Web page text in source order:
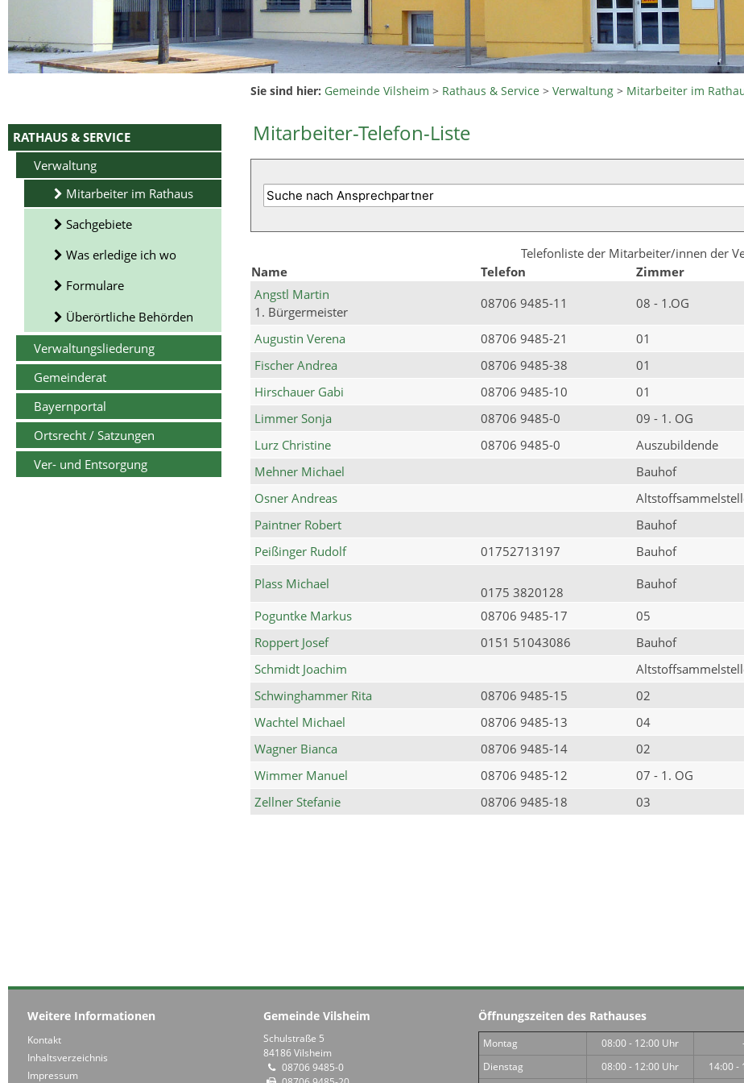
RATHAUS & SERVICE
Verwaltung
Mitarbeiter im Rathaus
Sachgebiete
Was erledige ich wo
Formulare
Überörtliche Behörden
Verwaltungsliederung
Gemeinderat
Bayernportal
Ortsrecht / Satzungen
Ver- und Entsorgung
Sie sind hier: Gemeinde Vilsheim > Rathaus & Service >Verwaltung > Mitarbeiter im
Mitarbeiter-Telefon-Liste
Telefonliste der Mitarbeiter/innen der
Name
Telefon Zimmer
Angstl Martin
1. Bürgermeister
08706 9485-11 08 - 1.OG
Augustin Verena 08706 9485-21 01
Fischer Andrea
08706 9485-38 01
Hirschauer Gabi
08706 9485-10 01
Limmer Sonja
08706 9485-0 09 - 1. OG
Lurz Christine
08706 9485-0 Auszubildende
Mehner Michael
Bauhof
Osner Andreas
Paintner Robert
Bauhof
Peißinger Rudolf
01752713197
Bauhof
Plass Michael
0175 3820128
Bauhof
Poguntke Markus
08706 9485-17 05
Roppert Josef
0151 51043086
Bauhof
Schmidt Joachim
Schwinghammer Rita
08706 9485-15 02
Wachtel Michael
08706 9485-13 04
Wagner Bianca
08706 9485-14 02
Wimmer Manuel
08706 9485-12 07 - 1. OG
Zellner Stefanie
08706 9485-18 03
Weitere Informationen
Kontakt
Inhaltsverzeichnis
Impressum
Gemeinde Vilsheim
Schulstraße 5
84186 Vilsheim
08706 9485-0
Öffnungszeiten des Rathauses
Montag 08:00 - 12:00 Uhr
Dienstag
08:00 - 12:00 Uhr
14:00 -